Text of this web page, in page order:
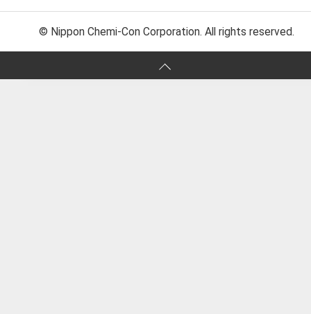
© Nippon Chemi-Con Corporation. All rights reserved.